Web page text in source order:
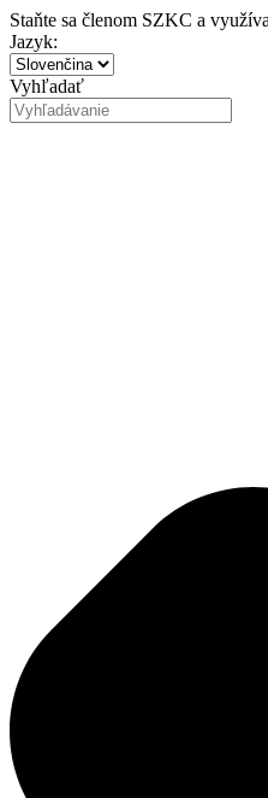
Preskočiť
na
obsah
Staňte sa členom SZKC a
Jazyk:
Vyhľadať